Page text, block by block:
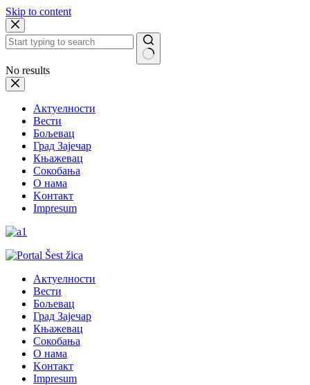
Skip to content
No results
Актуелности
Вести
Бољевац
Град Зајечар
Књажевац
Сокобања
O нама
Kонтакт
Impresum
Актуелности
Вести
Бољевац
Град Зајечар
Књажевац
Сокобања
O нама
Kонтакт
Impresum